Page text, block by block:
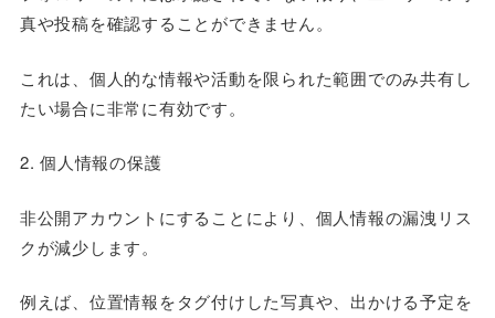
真や投稿を確認することができません。
これは、個人的な情報や活動を限られた範囲でのみ共有し
たい場合に非常に有効です。
2. 個人情報の保護
非公開アカウントにすることにより、個人情報の漏洩リス
クが減少します。
例えば、位置情報をタグ付けした写真や、出かける予定を